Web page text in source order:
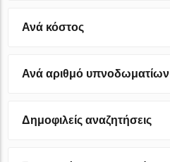
Ανά κόστος
Ανά αριθμό υπνοδωματίων
Δημοφιλείς αναζητήσεις